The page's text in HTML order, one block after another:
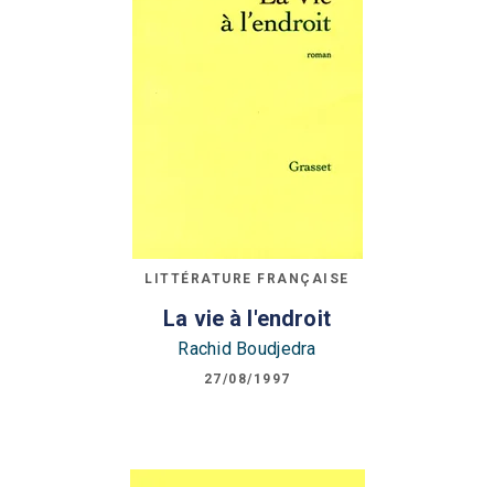
LITTÉRATURE FRANÇAISE
La vie à l'endroit
Rachid Boudjedra
27/08/1997